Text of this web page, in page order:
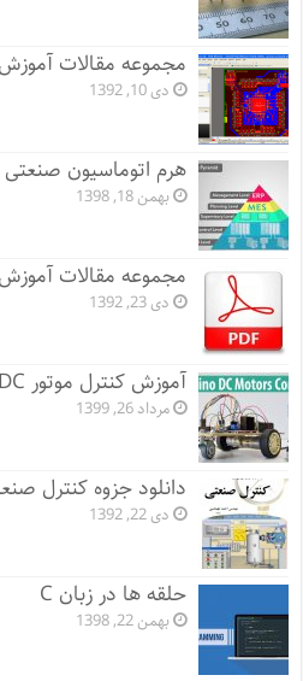
مجموعه مقالات آموزش
دی 10, 1392
هرم اتوماسیون صنعتی
بهمن 18, 1398
مجموعه مقالات آموزش PLC
دی 23, 1392
آموزش کنترل موتور DC با آردوینو
مرداد 26, 1399
دانلود جزوه کنترل
دی 22, 1392
حلقه ها در زبان C
بهمن 22, 1398